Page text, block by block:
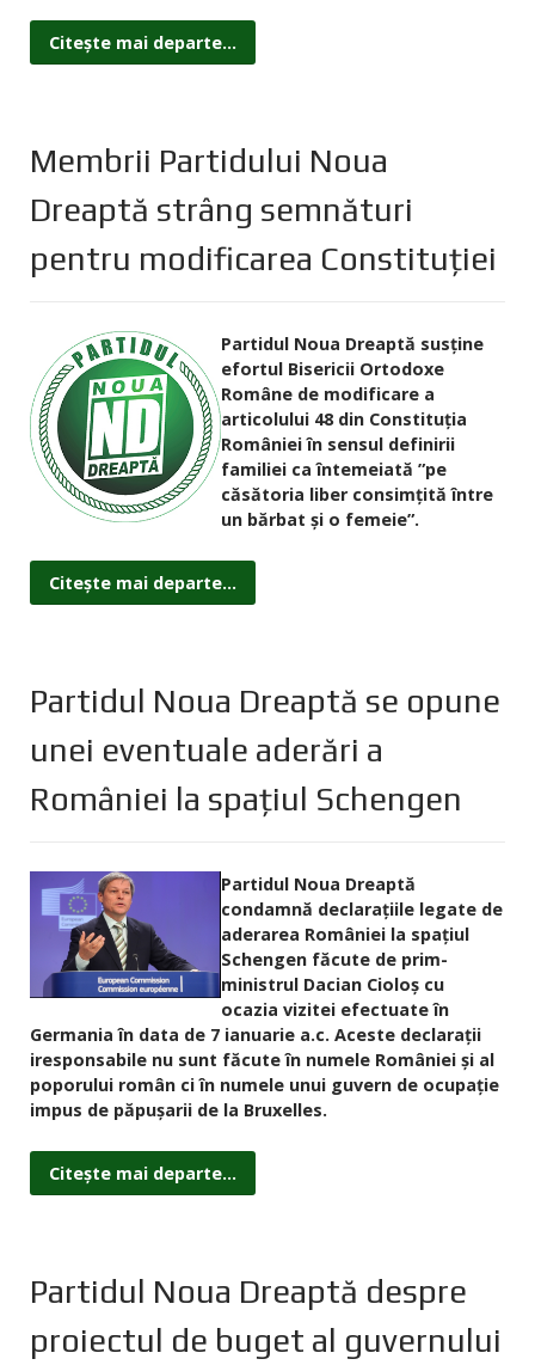
Citește mai departe...
Membrii Partidului Noua
Dreaptă strâng semnături
pentru modificarea Constituţiei
Partidul Noua Dreaptă susţine
efortul Bisericii Ortodoxe
Române de modificare a
articolului 48 din Constituţia
României în sensul definirii
familiei ca întemeiată ”pe
căsătoria liber consimţită între
un bărbat şi o femeie”.
Citește mai departe...
Partidul Noua Dreaptă se opune
unei eventuale aderări a
României la spaţiul Schengen
Partidul Noua Dreaptă
condamnă declaraţiile legate de
aderarea României la spaţiul
Schengen făcute de prim-
ministrul Dacian Cioloş cu
ocazia vizitei efectuate în
Germania în data de 7 ianuarie a.c. Aceste declaraţii
iresponsabile nu sunt făcute în numele României şi al
poporului român ci în numele unui guvern de ocupaţie
impus de păpuşarii de la Bruxelles.
Citește mai departe...
Partidul Noua Dreaptă despre
proiectul de buget al guvernului